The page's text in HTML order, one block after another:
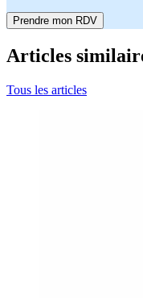
Prendre mon RDV
Articles
Tous les articles